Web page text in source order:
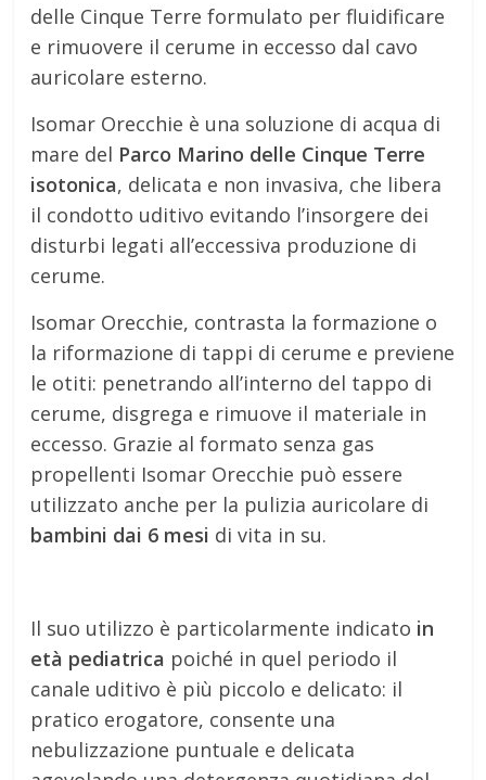
delle Cinque Terre formulato per fluidificare
e rimuovere il cerume in eccesso dal cavo
auricolare esterno.
Isomar Orecchie è una soluzione di acqua di
mare del Parco Marino delle Cinque Terre
isotonica, delicata e non invasiva, che libera
il condotto uditivo evitando l’insorgere dei
disturbi legati all’eccessiva produzione di
cerume.
Isomar Orecchie, contrasta la formazione o
la riformazione di tappi di cerume e previene
le otiti: penetrando all’interno del tappo di
cerume, disgrega e rimuove il materiale in
eccesso. Grazie al formato senza gas
propellenti Isomar Orecchie può essere
utilizzato anche per la pulizia auricolare di
bambini dai 6 mesi di vita in su.
Il suo utilizzo è particolarmente indicato in
età pediatrica poiché in quel periodo il
canale uditivo è più piccolo e delicato: il
pratico erogatore, consente una
nebulizzazione puntuale e delicata